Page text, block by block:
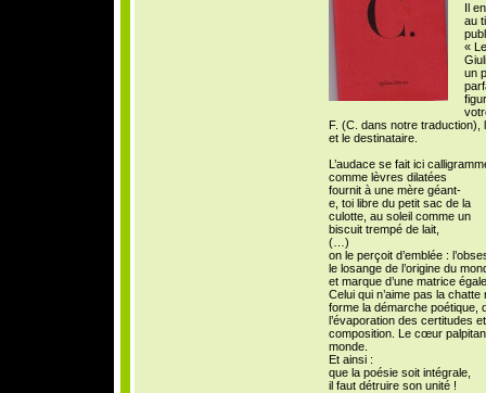
Il
au
«
un
F. (C. dans notre traduction),
et le destinataire.
L’audace se fait ici
comme lèvres
fournit à une mère géant-
e, toi libre du petit sac de la
culotte, au soleil comme un
biscuit trempé de lait,
(…)
on le perçoit d’emblée :
le losange de l’origine du
et marque d’une matrice
Celui qui n’aime pas la
forme la démarche poétique,
l’évaporation des certitudes
composition. Le cœur
monde.
Et ainsi :
que la poésie soit intégrale,
il faut détruire son unité !